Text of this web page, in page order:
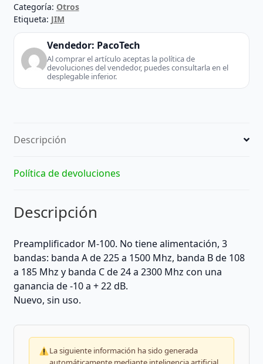
Categoría: Otros
Etiqueta: JIM
Vendedor: PacoTech
Al comprar el artículo aceptas la política de
devoluciones del vendedor, puedes consultarla en el
desplegable inferior.
Descripción
Política de devoluciones
Descripción
Preamplificador M-100. No tiene alimentación, 3
bandas: banda A de 225 a 1500 Mhz, banda B de 108
a 185 Mhz y banda C de 24 a 2300 Mhz con una
ganancia de -10 a + 22 dB.
Nuevo, sin uso.
La siguiente información ha sido generada